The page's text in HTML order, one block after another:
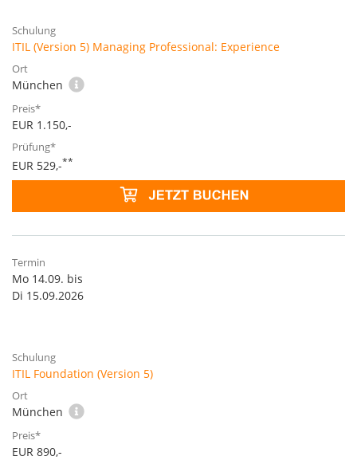
ITIL (Version 5) Managing Professional: Experience
München
EUR 1.150,-
EUR 529,-**
Mo 14.09. bis
Di 15.09.2026
ITIL Foundation (Version 5)
München
EUR 890,-